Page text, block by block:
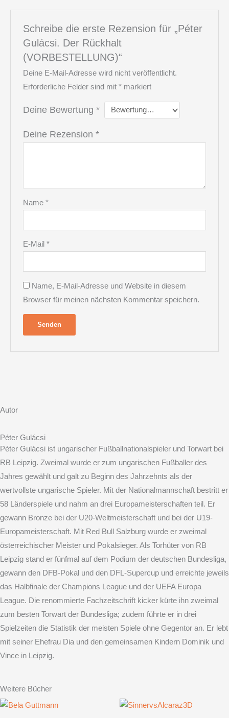
Schreibe die erste Rezension für „Péter
Gulácsi. Der Rückhalt
(VORBESTELLUNG)“
Deine E-Mail-Adresse wird nicht veröffentlicht.
Erforderliche Felder sind mit* markiert
Deine Bewertung*
Deine Rezension*
Name*
E-Mail*
Name, E-Mail-Adresse und Website in diesem
Browser für meinen nächsten Kommentar speichern.
Autor
Péter Gulácsi
Péter Gulácsi ist ungarischer Fußballnationalspieler und Torwart bei
RB Leipzig. Zweimal wurde er zum ungarischen Fußballer des
Jahres gewählt und galt zu Beginn des Jahrzehnts als der
wertvollste ungarische Spieler. Mit der Nationalmannschaft bestritt er
58 Länderspiele und nahm an drei Europameisterschaften teil. Er
gewann Bronze bei der U20-Weltmeisterschaft und bei der U19-
Europameisterschaft. Mit Red Bull Salzburg wurde er zweimal
österreichischer Meister und Pokalsieger. Als Torhüter von RB
Leipzig stand er fünfmal auf dem Podium der deutschen Bundesliga,
gewann den DFB-Pokal und den DFL-Supercup und erreichte jeweils
das Halbfinale der Champions League und der UEFA Europa
League. Die renommierte Fachzeitschrift kicker kürte ihn zweimal
zum besten Torwart der Bundesliga; zudem führte er in drei
Spielzeiten die Statistik der meisten Spiele ohne Gegentor an. Er lebt
mit seiner Ehefrau Dia und den gemeinsamen Kindern Dominik und
Vince in Leipzig.
Weitere Bücher